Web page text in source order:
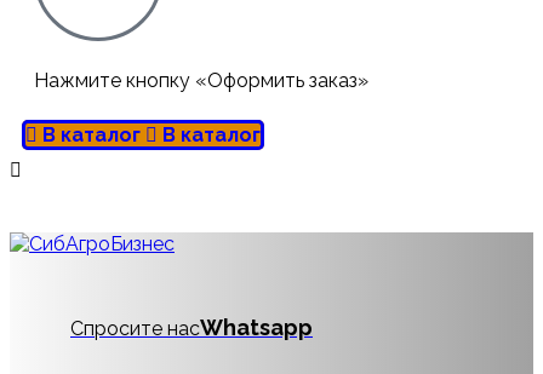
Нажмите кнопку «Оформить заказ»
В каталог В каталог
Спросите насWhatsapp